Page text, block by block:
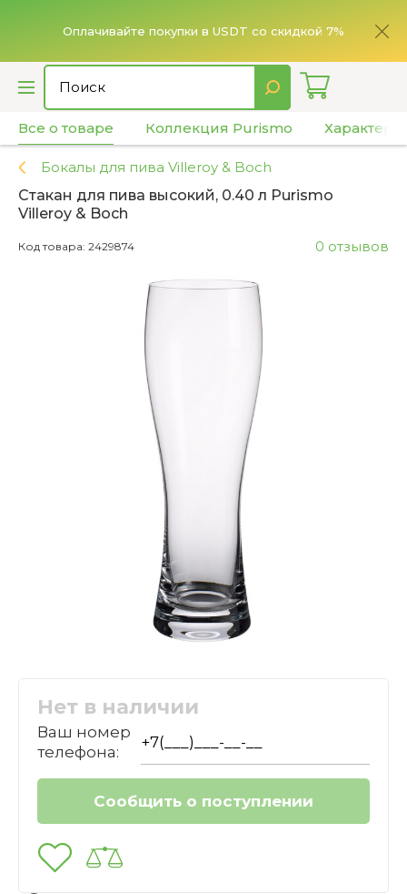
Оплачивайте покупки в USDT со скидкой 7%
Все о товаре Коллекция Purismo
Бокалы для пива Villeroy & Boch
Стакан для пива высокий, 0.40 л Purismo
Villeroy & Boch
0 отзывов
Код товара: 2429874
Нет в наличии
Ваш номер
телефона: